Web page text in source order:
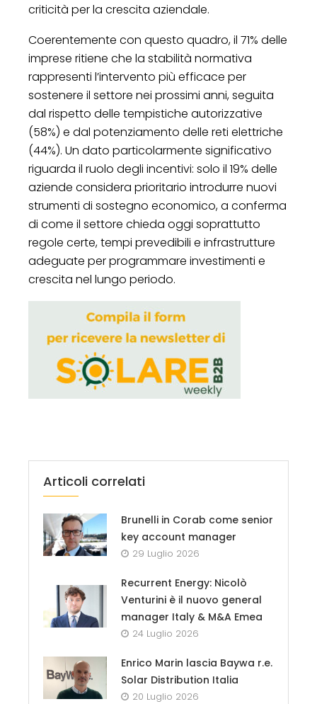
criticità per la crescita aziendale.
Coerentemente con questo quadro, il 71% delle
imprese ritiene che la stabilità normativa
rappresenti l’intervento più efficace per
sostenere il settore nei prossimi anni, seguita
dal rispetto delle tempistiche autorizzative
(58%) e dal potenziamento delle reti elettriche
(44%). Un dato particolarmente significativo
riguarda il ruolo degli incentivi: solo il 19% delle
aziende considera prioritario introdurre nuovi
strumenti di sostegno economico, a conferma
di come il settore chieda oggi soprattutto
regole certe, tempi prevedibili e infrastrutture
adeguate per programmare investimenti e
crescita nel lungo periodo.
Articoli correlati
Brunelli in Corab come senior
key account manager
29 Luglio 2026
Recurrent Energy: Nicolò
Venturini è il nuovo general
manager Italy & M&A Emea
24 Luglio 2026
Enrico Marin lascia Baywa r.e.
Solar Distribution Italia
20 Luglio 2026